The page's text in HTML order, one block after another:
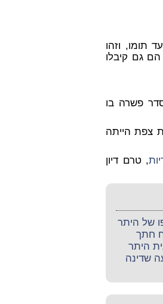
תומו, וזהו
גם קיבלו
פשרה בו
צפת הייתה
, טרם דיון
של היתר
חתך
היתר
שדינה